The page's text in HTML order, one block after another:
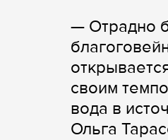
— Отрадно
своим
вода в
Ольга